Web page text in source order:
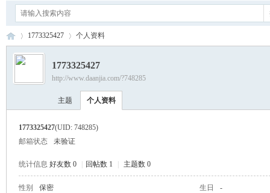
›
1773325427 个人资料
1773325427
http://www.daanjia.com/?748285
主题 个人资料
1773325427(UID: 748285)
邮箱状态
未验证
统计信息 好友数 0 回帖数 1 主题数 0
性别 保密 生日 -